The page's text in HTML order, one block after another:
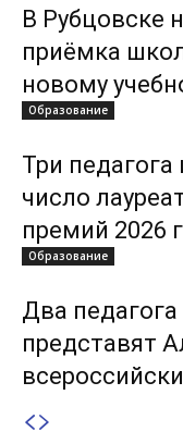
В Рубцовске
приёмка
новому
Образование
Три
число
премий 2026
Образование
Два
представят